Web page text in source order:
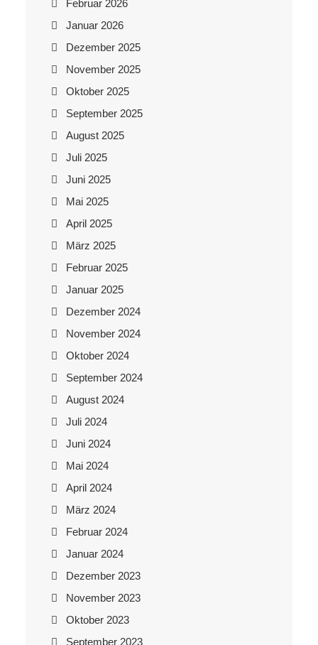
Februar 2026
Januar 2026
Dezember 2025
November 2025
Oktober 2025
September 2025
August 2025
Juli 2025
Juni 2025
Mai 2025
April 2025
März 2025
Februar 2025
Januar 2025
Dezember 2024
November 2024
Oktober 2024
September 2024
August 2024
Juli 2024
Juni 2024
Mai 2024
April 2024
März 2024
Februar 2024
Januar 2024
Dezember 2023
November 2023
Oktober 2023
September 2023